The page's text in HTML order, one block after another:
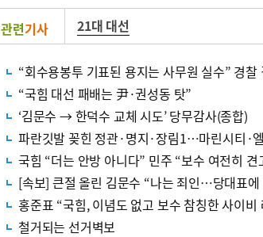
관련기사 21대 대선
“국힘 대선 패배는 尹·권성동 탓”
‘김문수 → 한덕수 교체 시도’ 당무감사(종합)
파란깃발 꽂힌 정관·명지·장림1…마린시티·
국힘 “더는 안방 아니다” 민주 “보수 여전히 견
[속보] 큰절 올린 김문수 “나는 죄인…당대표에
홍준표 “국힘, 이념도 없고 보수 참칭한 사이비
철거되는 선거벽보